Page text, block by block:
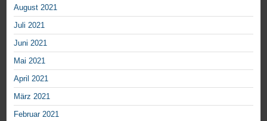
August 2021
Juli 2021
Juni 2021
Mai 2021
April 2021
März 2021
Februar 2021